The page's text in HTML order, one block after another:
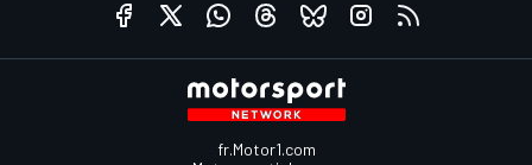
fr.Motor1.com